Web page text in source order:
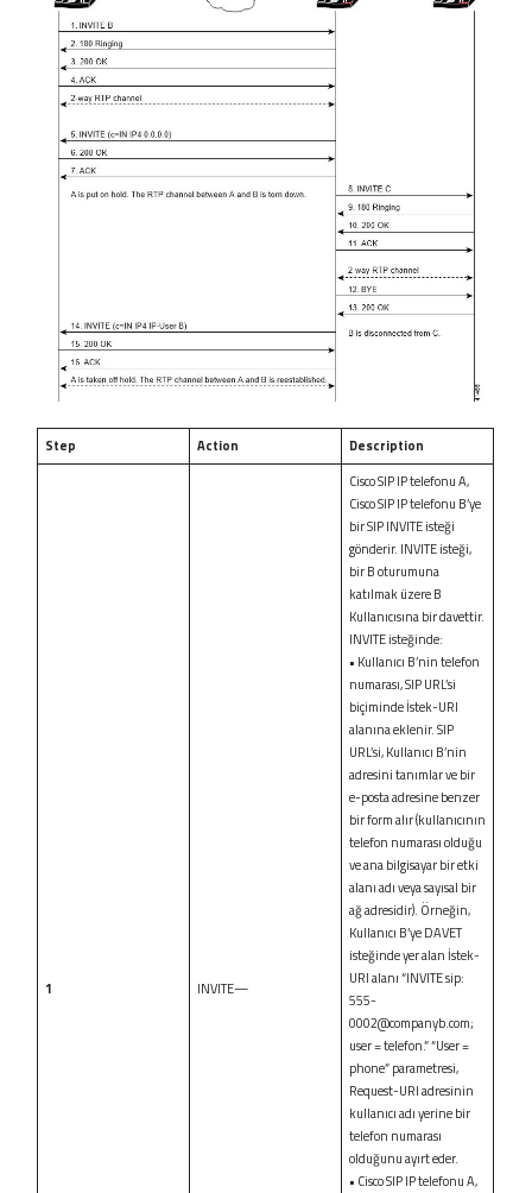
Step Action Description
1 INVITE—
Cisco SIP IP telefonu A,
Cisco SIP IP telefonu B’ye
bir SIP INVITE isteği
gönderir. INVITE isteği,
bir B oturumuna
katılmak üzere B
Kullanıcısına bir davettir.
INVITE isteğinde:
• Kullanıcı B’nin telefon
numarası, SIP URL’si
biçiminde İstek-URI
alanına eklenir. SIP
URL’si, Kullanıcı B’nin
adresini tanımlar ve bir
e-posta adresine benzer
bir form alır (kullanıcının
telefon numarası olduğu
ve ana bilgisayar bir etki
alanı adı veya sayısal bir
ağ adresidir). Örneğin,
Kullanıcı B’ye DAVET
isteğinde yer alan İstek-
URI alanı “INVITE sip:
555-
0002@companyb.com;
user = telefon.” “User =
phone” parametresi,
Request-URI adresinin
kullanıcı adı yerine bir
telefon numarası
olduğunu ayırt eder.
• Cisco SIP IP telefonu A,